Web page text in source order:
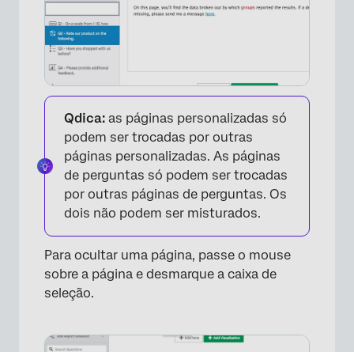
×
Qdica: as páginas personalizadas só
podem ser trocadas por outras
páginas personalizadas. As páginas
de perguntas só podem ser trocadas
por outras páginas de perguntas. Os
dois não podem ser misturados.
Para ocultar uma página, passe o mouse
sobre a página e desmarque a caixa de
seleção.